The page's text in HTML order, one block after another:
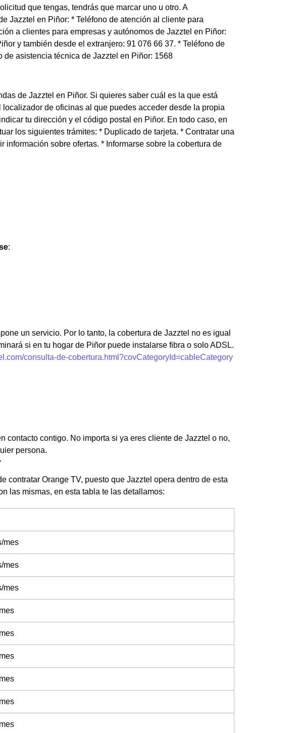
que tengas, tendrás que marcar uno u otro. A
Jazztel en Piñor: * Teléfono de atención al cliente para
a clientes para empresas y autónomos de Jazztel en Piñor:
y también desde el extranjero: 91 076 66 37. * Teléfono de
asistencia técnica de Jazztel en Piñor: 1568
de Jazztel en Piñor. Si quieres saber cuál es la que está
de oficinas al que puedes acceder desde la propia
tu dirección y el código postal en Piñor. En todo caso, en
los siguientes trámites: * Duplicado de tarjeta. * Contratar una
sobre ofertas. * Informarse sobre la cobertura de
:
un servicio. Por lo tanto, la cobertura de Jazztel no es igual
si en tu hogar de Piñor puede instalarse fibra o solo ADSL.
consulta-de-cobertura.html?covCategoryId=cableCategory
contacto contigo. No importa si ya eres cliente de Jazztel o no,
persona.
contratar Orange TV, puesto que Jazztel opera dentro de esta
las mismas, en esta tabla te las detallamos:
mes
mes
mes